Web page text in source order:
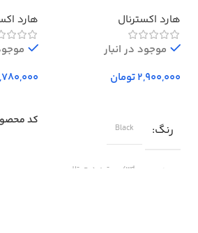
500 گیگابایت استوک ا
Western Digital Elements
External Hard Drive – 500GB
هارد اکسترنال
موجود در انبار
تومان
رنگ Black
wd/وسترن دیجیتال
هارد
کد